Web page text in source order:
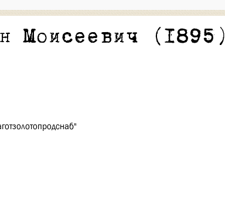
Моисеевич (1895)